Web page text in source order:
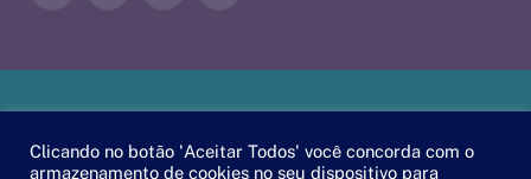
Árabe | ByEscaEsco.
Clicando no botão 'Aceitar Todos' você concorda com o
armazenamento de cookies no seu dispositivo para